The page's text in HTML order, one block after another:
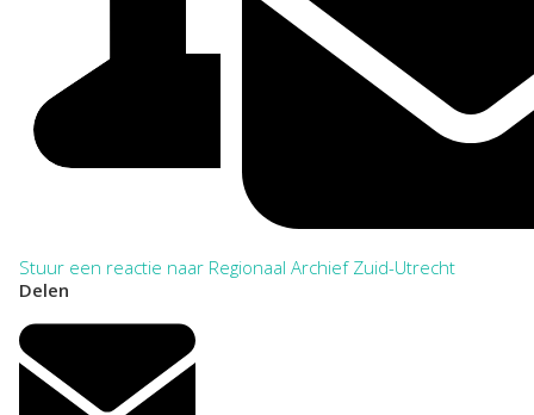
Stuur een reactie naar Regionaal Archief Zuid-Utrecht
Delen